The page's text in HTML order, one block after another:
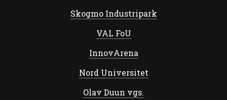
Skogmo Industripark
VAL FoU
InnovArena
Nord Universitet
Olav Duun vgs.